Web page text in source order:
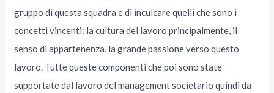
gruppo di questa squadra e di inculcare quelli che sono i
concetti vincenti: la cultura del lavoro principalmente, il
senso di appartenenza, la grande passione verso questo
lavoro. Tutte queste componenti che poi sono state
supportate dal lavoro del management societario quindi da